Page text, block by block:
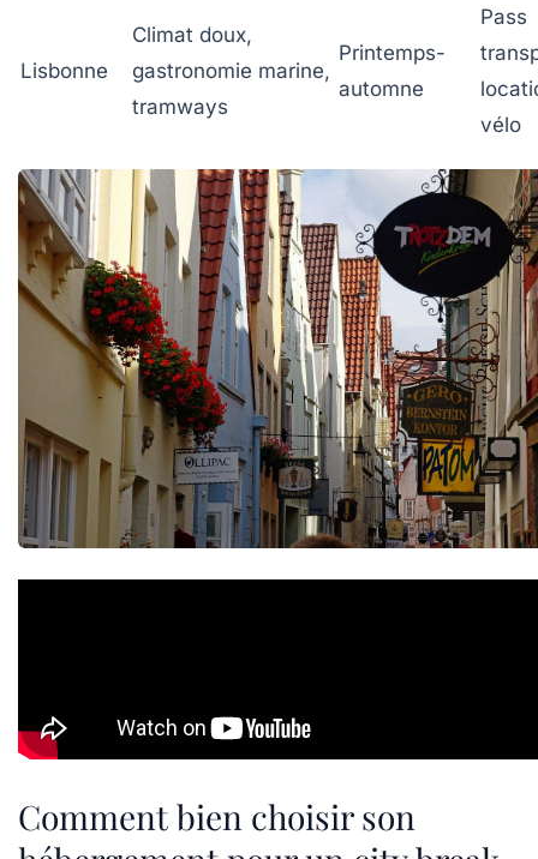
Lisbonne
Climat doux,
gastronomie marine,
tramways
Printemps-
automne
Pass
vélo
Comment bien choisir son